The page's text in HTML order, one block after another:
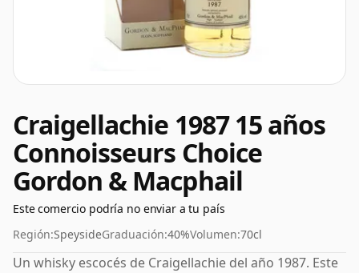
Craigellachie 1987 15 años
Connoisseurs Choice
Gordon & Macphail
Este comercio podría no enviar a tu país
Región:SpeysideGraduación:40%Volumen:70cl
Un whisky escocés de Craigellachie del año 1987. Este